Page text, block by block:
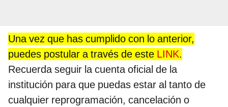
Una vez que has cumplido con lo anterior,
puedes postular a través de este LINK.
Recuerda seguir la cuenta oficial de la
institución para que puedas estar al tanto de
cualquier reprogramación, cancelación o